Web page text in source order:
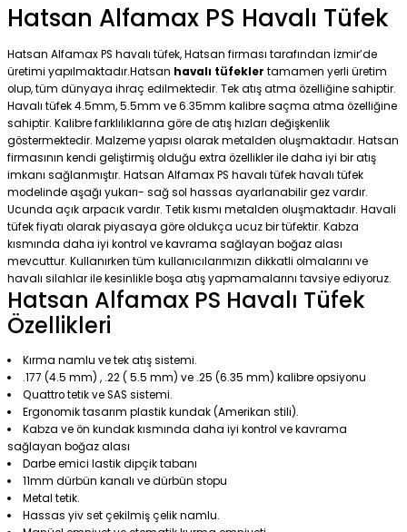
Hatsan Alfamax PS Havalı Tüfek
Hatsan Alfamax PS havalı tüfek, Hatsan firması tarafından İzmir’de
üretimi yapılmaktadır.Hatsan havalı tüfekler tamamen yerli üretim
olup, tüm dünyaya ihraç edilmektedir. Tek atış atma özelliğine sahiptir.
Havalı tüfek 4.5mm, 5.5mm ve 6.35mm kalibre saçma atma özelliğine
sahiptir. Kalibre farklılıklarına göre de atış hızları değişkenlik
göstermektedir. Malzeme yapısı olarak metalden oluşmaktadır. Hatsan
firmasının kendi geliştirmiş olduğu extra özellikler ile daha iyi bir atış
imkanı sağlanmıştır. Hatsan Alfamax PS havalı tüfek havalı tüfek
modelinde aşağı yukarı- sağ sol hassas ayarlanabilir gez vardır.
Ucunda açık arpacık vardır. Tetik kısmı metalden oluşmaktadır. Havali
tüfek fiyatı olarak piyasaya göre oldukça ucuz bir tüfektir. Kabza
kısmında daha iyi kontrol ve kavrama sağlayan boğaz alası
mevcuttur. Kullanırken tüm kullanıcılarımızın dikkatli olmalarını ve
havalı silahlar ile kesinlikle boşa atış yapmamalarını tavsiye ediyoruz.
Hatsan Alfamax PS Havalı Tüfek
Özellikleri
Kırma namlu ve tek atış sistemi.
.177 (4.5 mm) , .22 ( 5.5 mm) ve .25 (6.35 mm) kalibre opsiyonu
Quattro tetik ve SAS sistemi.
Ergonomik tasarım plastik kundak (Amerikan stili).
Kabza ve ön kundak kısmında daha iyi kontrol ve kavrama
sağlayan boğaz alası
Darbe emici lastik dipçik tabanı
11mm dürbün kanalı ve dürbün stopu
Metal tetik.
Hassas yiv set çekilmiş çelik namlu.